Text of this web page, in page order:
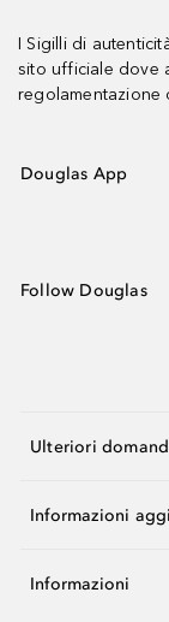
I Sigilli di
sito ufficiale dove
regolamentazione
Douglas App
Follow Douglas
Ulteriori
Informazioni
Informazioni